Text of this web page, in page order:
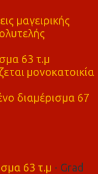
μαγειρικής
63 τ.μ
μονοκατοικία
διαμέρισμα 67
63 τ.μ - Grad